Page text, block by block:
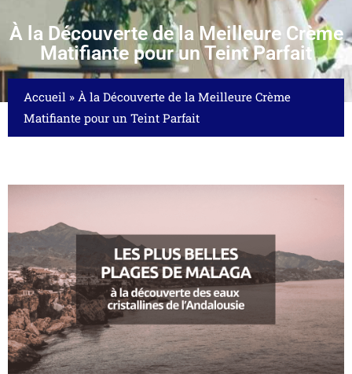
À la Découverte de la Meilleure Crème
Matifiante pour un Teint Parfait
Accueil » À la Découverte de la Meilleure Crème
Matifiante pour un Teint Parfait